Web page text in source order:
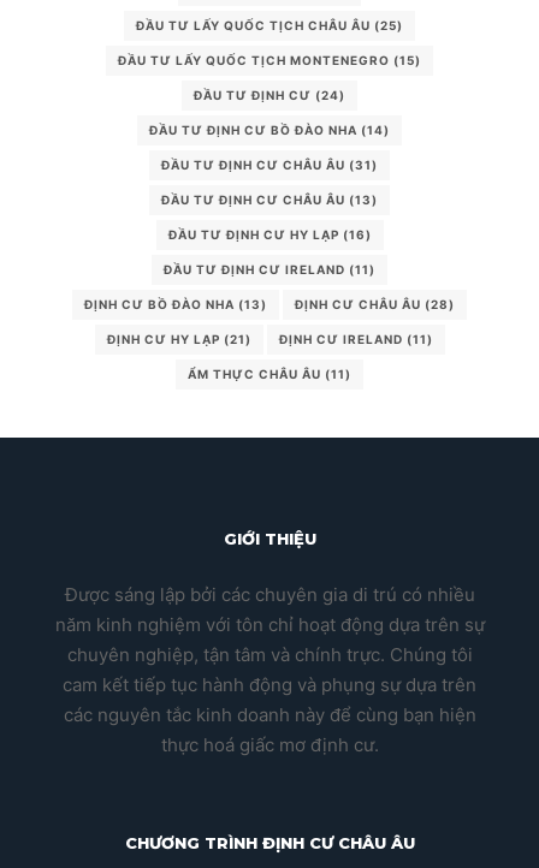
ĐẦU TƯ LẤY QUỐC TỊCH CHÂU ÂU (25)
ĐẦU TƯ LẤY QUỐC TỊCH MONTENEGRO (15)
ĐẦU TƯ ĐỊNH CƯ (24)
ĐẦU TƯ ĐỊNH CƯ BỒ ĐÀO NHA (14)
ĐẦU TƯ ĐỊNH CƯ CHÂU ÂU (31)
ĐẦU TƯ ĐỊNH CƯ CHÂU ÂU (13)
ĐẦU TƯ ĐỊNH CƯ HY LẠP (16)
ĐẦU TƯ ĐỊNH CƯ IRELAND (11)
ĐỊNH CƯ BỒ ĐÀO NHA (13) ĐỊNH CƯ CHÂU ÂU (28)
ĐỊNH CƯ HY LẠP (21) ĐỊNH CƯ IRELAND (11)
ẨM THỰC CHÂU ÂU (11)
GIỚI THIỆU
Được sáng lập bởi các chuyên gia di trú có nhiều
năm kinh nghiệm với tôn chỉ hoạt động dựa trên sự
chuyên nghiệp, tận tâm và chính trực. Chúng tôi
cam kết tiếp tục hành động và phụng sự dựa trên
các nguyên tắc kinh doanh này để cùng bạn hiện
thực hoá giấc mơ định cư.
CHƯƠNG TRÌNH ĐỊNH CƯ CHÂU ÂU